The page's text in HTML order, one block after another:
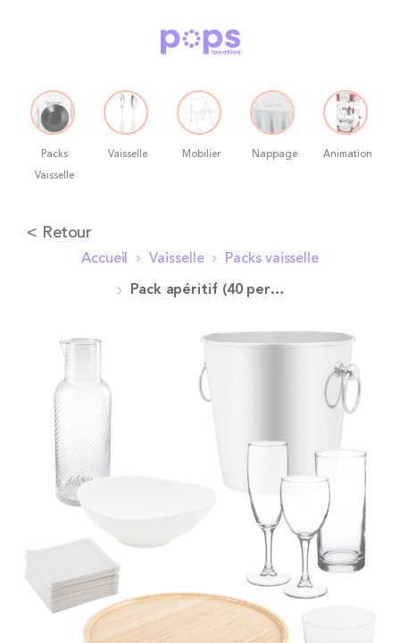
Packs
Vaisselle
Vaisselle Mobilier Nappage Animation
Allez
< Retour
Accueil Vaisselle Packs vaisselle
Pack apéritif (40 pers. max)
images
gallery